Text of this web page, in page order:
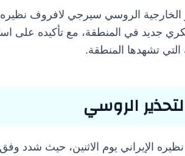
الروسي سيرجي لافروف
جديد في المنطقة، مع تأكيده على
التي تشهدها المنطقة.
الروسي
الإيراني يوم الاثنين، حيث شدد